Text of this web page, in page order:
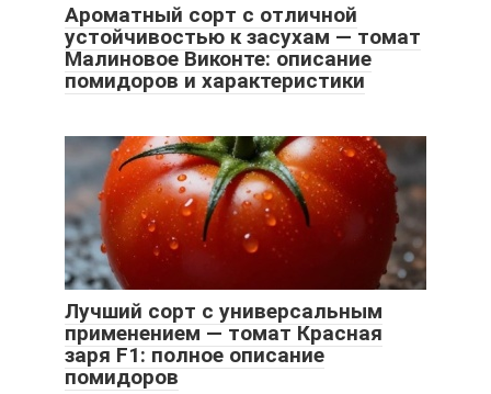
Ароматный сорт с отличной
устойчивостью к засухам — томат
Малиновое Виконте: описание
помидоров и характеристики
Лучший сорт с универсальным
применением — томат Красная
заря F1: полное описание
помидоров